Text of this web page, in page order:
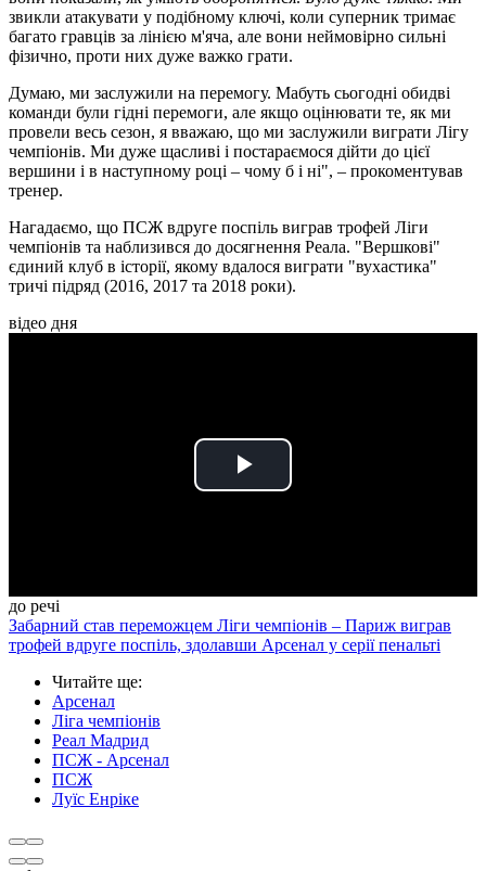
звикли атакувати у подібному ключі, коли суперник тримає
багато гравців за лінією м'яча, але вони неймовірно сильні
фізично, проти них дуже важко грати.
Думаю, ми заслужили на перемогу. Мабуть сьогодні обидві
команди були гідні перемоги, але якщо оцінювати те, як ми
провели весь сезон, я вважаю, що ми заслужили виграти Лігу
чемпіонів. Ми дуже щасливі і постараємося дійти до цієї
вершини і в наступному році – чому б і ні", – прокоментував
тренер.
Нагадаємо, що ПСЖ вдруге поспіль виграв трофей Ліги
чемпіонів та наблизився до досягнення Реала. "Вершкові"
єдиний клуб в історії, якому вдалося виграти "вухастика"
тричі підряд (2016, 2017 та 2018 роки).
відео дня
Play
до речі
Забарний став переможцем Ліги чемпіонів – Париж виграв
трофей вдруге поспіль, здолавши Арсенал у серії пенальті
Читайте ще:
Арсенал
Ліга чемпіонів
Реал Мадрид
ПСЖ - Арсенал
ПСЖ
Луїс Енріке